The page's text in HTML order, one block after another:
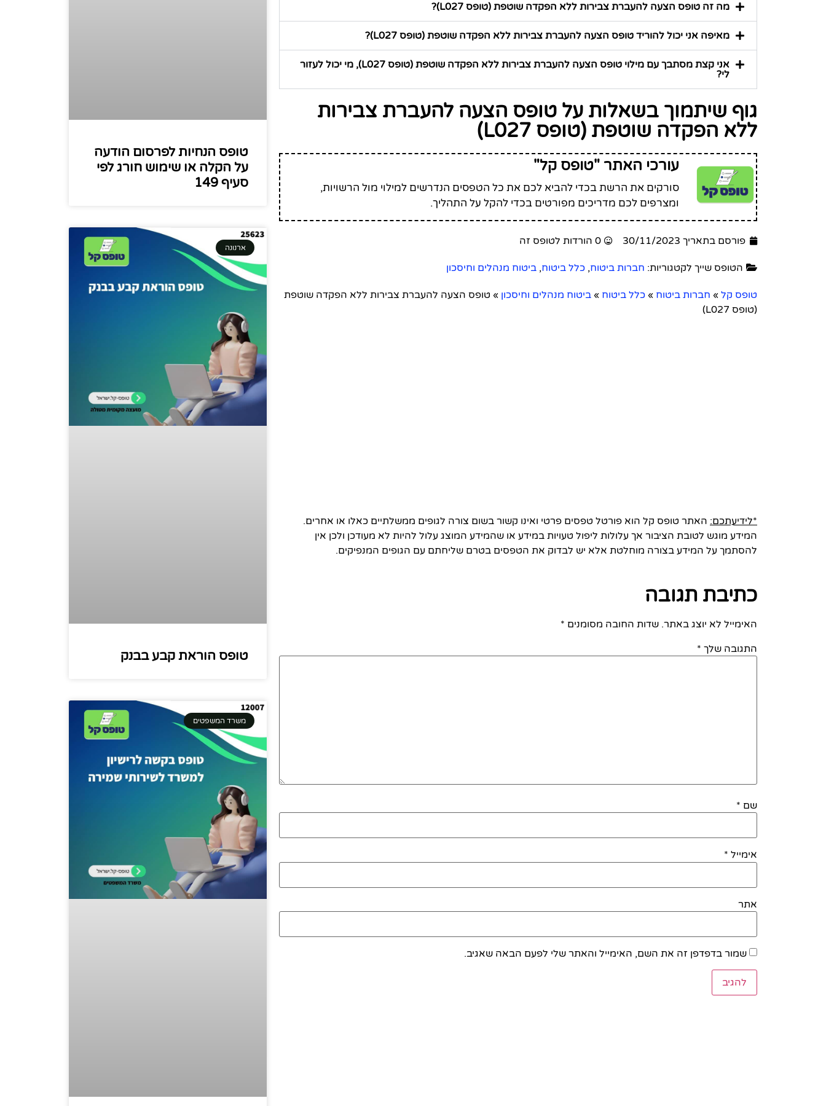
מה זה טופס הצעה להעברת צבירות ללא הפקדה שוטפת (טופס L027)?
מאיפה אני יכול להוריד טופס הצעה להעברת צבירות ללא הפקדה שוטפת (טופס L027)?
אני קצת מסתבך עם מילוי טופס הצעה להעברת צבירות ללא הפקדה שוטפת (טופס L027), מי יכול לעזור
לי?
גוף שיתמוך בשאלות על טופס הצעה להעברת צבירות
ללא הפקדה שוטפת (טופס L027)
עורכי האתר "טופס קל"
סורקים את הרשת בכדי להביא לכם את כל הטפסים הנדרשים למילוי מול הרשויות,
ומצרפים לכם מדריכים מפורטים בכדי להקל על התהליך.
פורסם בתאריך 30/11/2023 0 הורדות לטופס זה
הטופס שייך לקטגוריות: חברות ביטוח, כלל ביטוח, ביטוח מנהלים וחיסכון
טופס קל » חברות ביטוח » כלל ביטוח » ביטוח מנהלים וחיסכון » טופס הצעה להעברת צבירות ללא הפקדה שוטפת
(טופס L027)
*לידיעתכם: האתר טופס קל הוא פורטל טפסים פרטי ואינו קשור בשום צורה לגופים ממשלתיים כאלו או אחרים.
המידע מוגש לטובת הציבור אך עלולות ליפול טעויות במידע או שהמידע המוצג עלול להיות לא מעודכן ולכן אין
להסתמך על המידע בצורה מוחלטת אלא יש לבדוק את הטפסים בטרם שליחתם עם הגופים המנפיקים.
כתיבת תגובה
האימייל לא יוצג באתר. שדות החובה מסומנים *
התגובה שלך *
שם *
אימייל *
אתר
שמור בדפדפן זה את השם, האימייל והאתר שלי לפעם הבאה שאגיב.
טופס הנחיות לפרסום הודעה
על הקלה או שימוש חורג לפי
סעיף 149
ארנונה
טופס הוראת קבע בבנק
משרד המשפטים